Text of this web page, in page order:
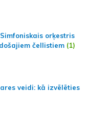
orķestris
čellistiem (1)
veidi: kā izvēlēties